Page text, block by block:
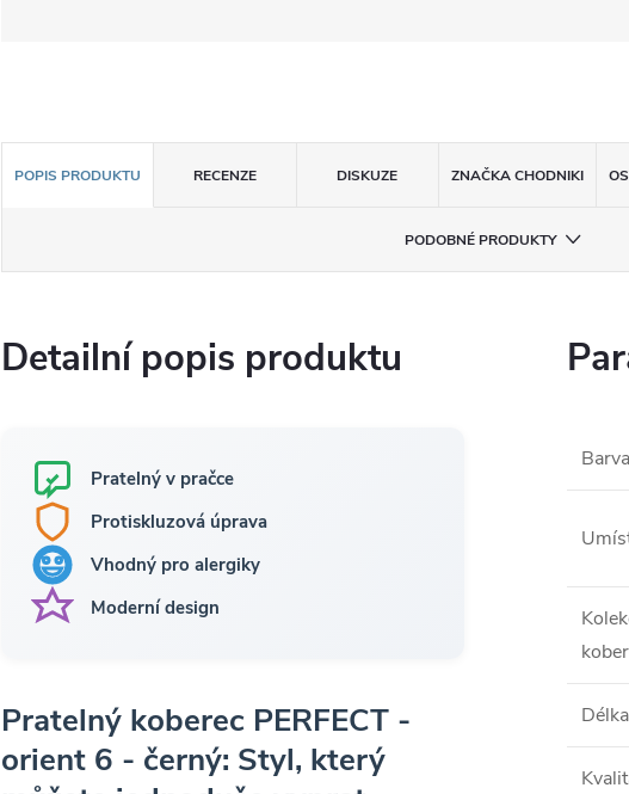
POPIS PRODUKTU RECENZE DISKUZE ZNAČKACHODNIKI
PODOBNÉ PRODUKTY
Detailní popis produktu
Pratelný v pračce
Protiskluzová úprava
Vhodný pro alergiky
Moderní design
Pratelný koberec PERFECT -
orient 6 - černý: Styl, který
Barva